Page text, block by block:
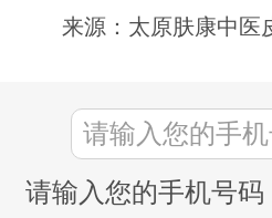
来源：太原肤康中医
请输入您的手机号